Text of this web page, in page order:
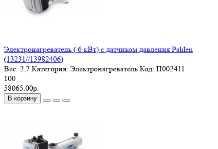
Электронагреватель ( 6 кВт) с датчиком давления Pahlen
(13231//13982406)
Вес: 2,7 Категория: Электронагреватель Код: П002411
100
58065.00р.
В корзину